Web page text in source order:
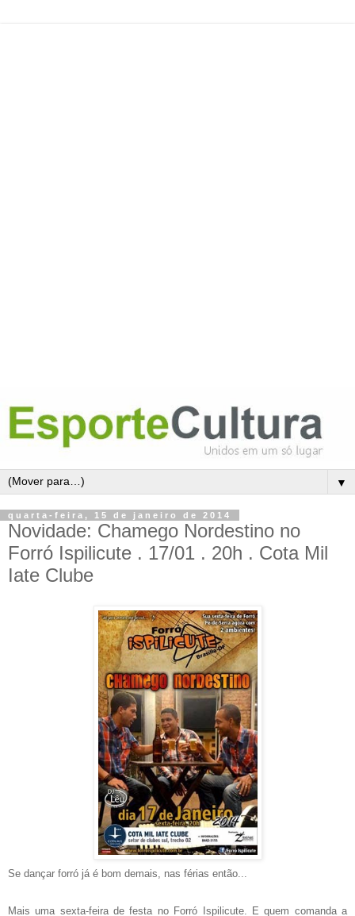
▼
quarta-feira, 15 de janeiro de 2014
Novidade: Chamego Nordestino no
Forró Ispilicute . 17/01 . 20h . Cota Mil
Iate Clube
Se dançar forró já é bom demais, nas férias então...
Mais uma sexta-feira de festa no Forró Ispilicute. E quem comanda a